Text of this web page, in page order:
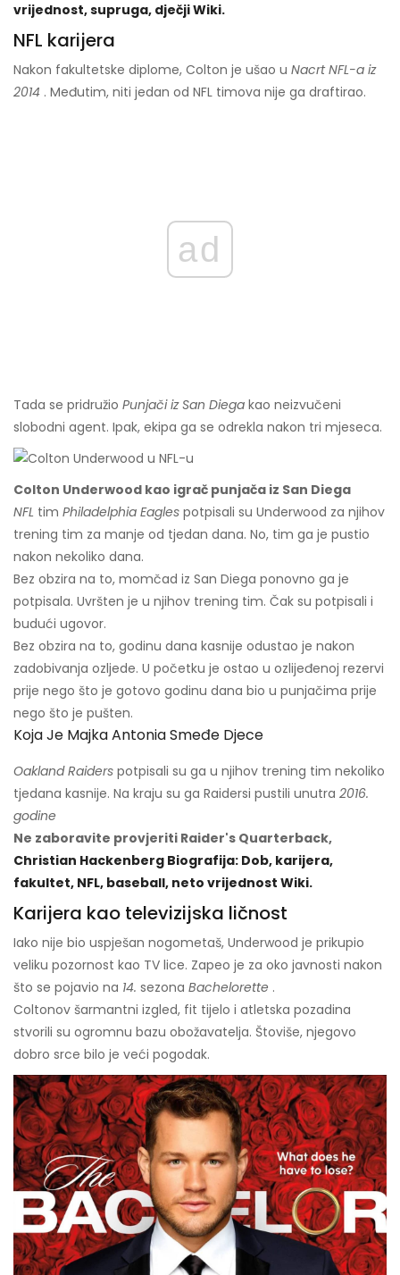
vrijednost, supruga, dječji Wiki.
NFL karijera
Nakon fakultetske diplome, Colton je ušao u Nacrt NFL-a iz
2014 . Međutim, niti jedan od NFL timova nije ga draftirao.
ad
Tada se pridružio Punjači iz San Diega kao neizvučeni
slobodni agent. Ipak, ekipa ga se odrekla nakon tri mjeseca.
Colton Underwood kao igrač punjača iz San Diega
NFL tim Philadelphia Eagles potpisali su Underwood za njihov
trening tim za manje od tjedan dana. No, tim ga je pustio
nakon nekoliko dana.
Bez obzira na to, momčad iz San Diega ponovno ga je
potpisala. Uvršten je u njihov trening tim. Čak su potpisali i
budući ugovor.
Bez obzira na to, godinu dana kasnije odustao je nakon
zadobivanja ozljede. U početku je ostao u ozlijeđenoj rezervi
prije nego što je gotovo godinu dana bio u punjačima prije
nego što je pušten.
Koja Je Majka Antonia Smeđe Djece
Oakland Raiders potpisali su ga u njihov trening tim nekoliko
tjedana kasnije. Na kraju su ga Raidersi pustili unutra 2016.
godine
Ne zaboravite provjeriti Raider's Quarterback,
Christian Hackenberg Biografija: Dob, karijera,
fakultet, NFL, baseball, neto vrijednost Wiki.
Karijera kao televizijska ličnost
Iako nije bio uspješan nogometaš, Underwood je prikupio
veliku pozornost kao TV lice. Zapeo je za oko javnosti nakon
što se pojavio na 14. sezona Bachelorette .
Coltonov šarmantni izgled, fit tijelo i atletska pozadina
stvorili su ogromnu bazu obožavatelja. Štoviše, njegovo
dobro srce bilo je veći pogodak.